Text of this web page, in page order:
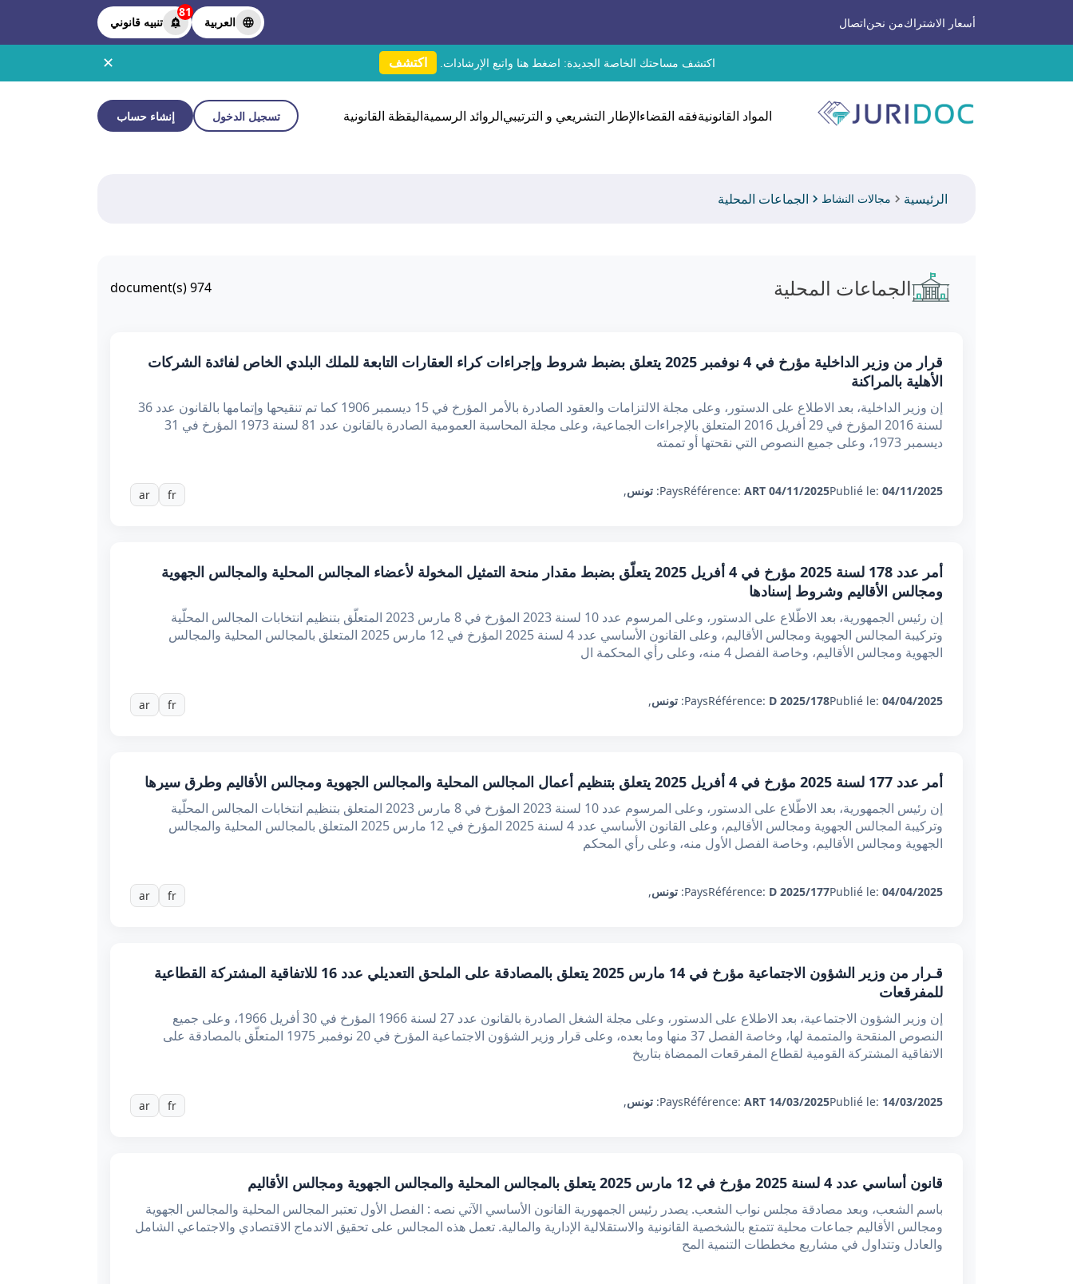
أسعار الاشتراكمن نحناتصال العربية
81
تنبيه قانوني
اكتشف مساحتك الخاصة الجديدة: اضغط هنا واتبع الإرشادات. اكتشف ✕
المواد القانونيةفقه القضاءالإطار التشريعي و الترتيبيالروائد الرسميةاليقظة القانونية تسجيل الدخول إنشاء حساب
الرئيسية مجالات النشاط الجماعات المحلية
الجماعات المحلية 974
قرار من وزير الداخلية مؤرخ في 4 نوفمبر 2025 يتعلق بضبط شروط وإجراءات كراء العقارات التابعة للملك البلدي الخاص لفائدة الشركات
الأهلية بالمراكنة
إن وزير الداخلية، بعد الاطلاع على الدستور، وعلى مجلة الالتزامات والعقود الصادرة بالأمر المؤرخ في 15 ديسمبر 1906 كما تم تنقيحها وإتمامها بالقانون عدد 36
لسنة 2016 المؤرخ في 29 أفريل 2016 المتعلق بالإجراءات الجماعية، وعلى مجلة المحاسبة العمومية الصادرة بالقانون عدد 81 لسنة 1973 المؤرخ في 31
ديسمبر 1973، وعلى جميع النصوص التي نقحتها أو تممته
Publié le: 04/11/2025
Référence: ART 04/11/2025
Pays: تونس,
fr
ar
أمر عدد 178 لسنة 2025 مؤرخ في 4 أفريل 2025 يتعلّق بضبط مقدار منحة التمثيل المخولة لأعضاء المجالس المحلية والمجالس الجهوية
ومجالس الأقاليم وشروط إسنادها
إن رئيس الجمهورية، بعد الاطّلاع على الدستور، وعلى المرسوم عدد 10 لسنة 2023 المؤرخ في 8 مارس 2023 المتعلّق بتنظيم انتخابات المجالس المحلّية
وتركيبة المجالس الجهوية ومجالس الأقاليم، وعلى القانون الأساسي عدد 4 لسنة 2025 المؤرخ في 12 مارس 2025 المتعلق بالمجالس المحلية والمجالس
الجهوية ومجالس الأقاليم، وخاصة الفصل 4 منه، وعلى رأي المحكمة ال
Publié le: 04/04/2025
Référence: D 2025/178
Pays: تونس,
fr
ar
أمر عدد 177 لسنة 2025 مؤرخ في 4 أفريل 2025 يتعلق بتنظيم أعمال المجالس المحلية والمجالس الجهوية ومجالس الأقاليم وطرق سيرها
إن رئيس الجمهورية، بعد الاطّلاع على الدستور، وعلى المرسوم عدد 10 لسنة 2023 المؤرخ في 8 مارس 2023 المتعلق بتنظيم انتخابات المجالس المحلّية
وتركيبة المجالس الجهوية ومجالس الأقاليم، وعلى القانون الأساسي عدد 4 لسنة 2025 المؤرخ في 12 مارس 2025 المتعلق بالمجالس المحلية والمجالس
الجهوية ومجالس الأقاليم، وخاصة الفصل الأول منه، وعلى رأي المحكم
Publié le: 04/04/2025
Référence: D 2025/177
Pays: تونس,
fr
ar
قـرار من وزير الشؤون الاجتماعية مؤرخ في 14 مارس 2025 يتعلق بالمصادقة على الملحق التعديلي عدد 16 للاتفاقية المشتركة القطاعية
للمفرقعات
إن وزير الشؤون الاجتماعية، بعد الاطلاع على الدستور، وعلى مجلة الشغل الصادرة بالقانون عدد 27 لسنة 1966 المؤرخ في 30 أفريل 1966، وعلى جميع
النصوص المنقحة والمتممة لها، وخاصة الفصل 37 منها وما بعده، وعلى قرار وزير الشؤون الاجتماعية المؤرخ في 20 نوفمبر 1975 المتعلّق بالمصادقة على
الاتفاقية المشتركة القومية لقطاع المفرقعات الممضاة بتاريخ
Publié le: 14/03/2025
Référence: ART 14/03/2025
Pays: تونس,
fr
ar
قانون أساسي عدد 4 لسنة 2025 مؤرخ في 12 مارس 2025 يتعلق بالمجالس المحلية والمجالس الجهوية ومجالس الأقاليم
باسم الشعب، وبعد مصادقة مجلس نواب الشعب. يصدر رئيس الجمهورية القانون الأساسي الآتي نصه : الفصل الأول تعتبر المجالس المحلية والمجالس الجهوية
ومجالس الأقاليم جماعات محلية تتمتع بالشخصية القانونية والاستقلالية الإدارية والمالية. تعمل هذه المجالس على تحقيق الاندماج الاقتصادي والاجتماعي الشامل
والعادل وتتداول في مشاريع مخططات التنمية المح